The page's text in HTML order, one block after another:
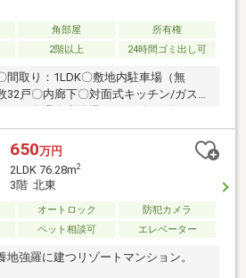
角部屋
所有権
2階以上 24時間ゴミ出し可
間取り：1LDK〇敷地内駐車場（無
戸〇内廊下〇対面式キッチン/ガスコ
650万円
2LDK 76.28m2
3階 北東
オートロック
防犯カメラ
ペット相談可 エレベーター
地強羅に建つリゾートマンション。